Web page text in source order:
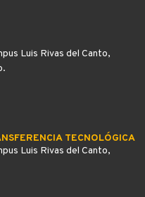
Luis Rivas del Canto,
TECNOLÓGICA
Luis Rivas del Canto,